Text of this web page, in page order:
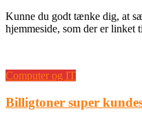
Kunne du godt tænke dig, at
hjemmeside, som der er
Computer og IT
Billigtoner super